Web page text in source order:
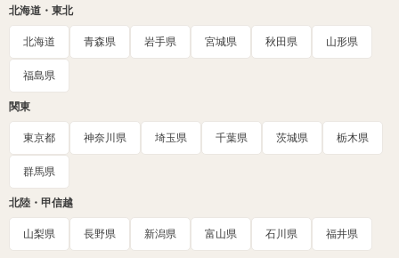
北海道・東北
北海道 青森県 岩手県 宮城県 秋田県 山形県
福島県
関東
東京都 神奈川県 埼玉県 千葉県 茨城県 栃木県
群馬県
北陸・甲信越
山梨県 長野県 新潟県 富山県 石川県 福井県